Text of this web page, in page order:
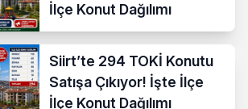
İlçe Konut Dağılımı
Siirt’te 294 TOKİ Konutu
Satışa Çıkıyor! İşte İlçe
İlçe Konut Dağılımı